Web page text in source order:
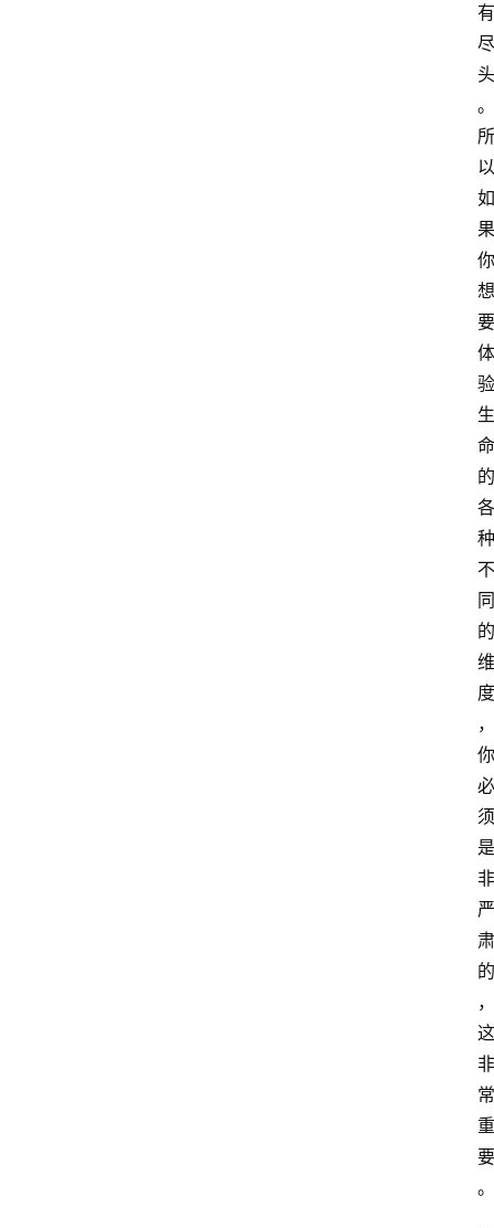
有
尽
头
。
所
以
如
果
你
想
要
体
验
生
命
的
各
种
不
同
的
维
度
，
你
必
须
是
非
严
肃
的
，
这
非
常
重
要
。